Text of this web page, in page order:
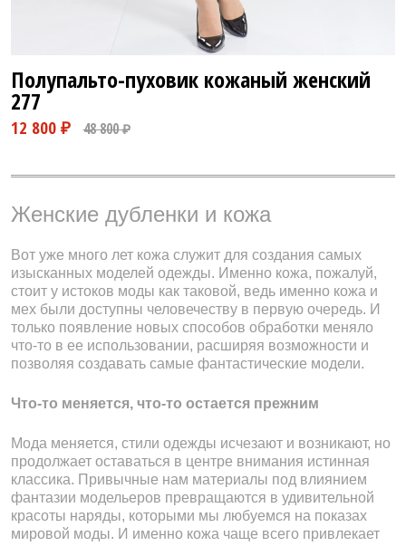
48 800 ₽ 59 800 ₽
Полупальто-пуховик кожаный женский
277
Женские дубленки и кожа
Вот уже много лет кожа служит для создания самых
изысканных моделей одежды. Именно кожа, пожалуй,
стоит у истоков моды как таковой, ведь именно кожа и
мех были доступны человечеству в первую очередь. И
только появление новых способов обработки меняло
что-то в ее использовании, расширяя возможности и
позволяя создавать самые фантастические модели.
Что-то меняется, что-то остается прежним
Мода меняется, стили одежды исчезают и возникают, но
продолжает оставаться в центре внимания истинная
классика. Привычные нам материалы под влиянием
фантазии модельеров превращаются в удивительной
красоты наряды, которыми мы любуемся на показах
мировой моды. И именно кожа чаще всего привлекает